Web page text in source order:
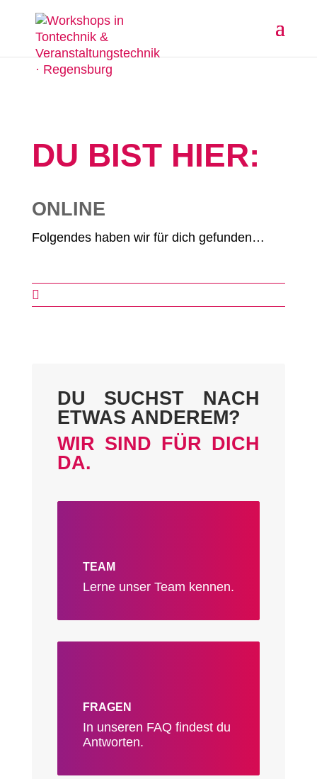
DU BIST HIER:
ONLINE
Folgendes haben wir für dich gefunden…

DU SUCHST NACH
ETWAS ANDEREM?
WIR SIND FÜR DICH
DA.
TEAM
Lerne unser Team kennen.
FRAGEN
In unseren FAQ findest du
Antworten.